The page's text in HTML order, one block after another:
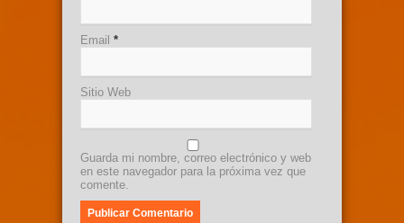
Email *
Sitio Web
Guarda mi nombre, correo electrónico y web
en este navegador para la próxima vez que
comente.